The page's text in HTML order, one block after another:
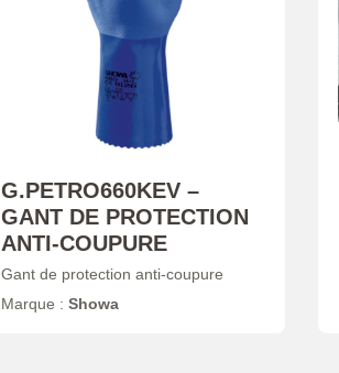
G.PETRO660KEV –
GANT DE PROTECTION
ANTI-COUPURE
Gant de protection anti-coupure
Marque : Showa